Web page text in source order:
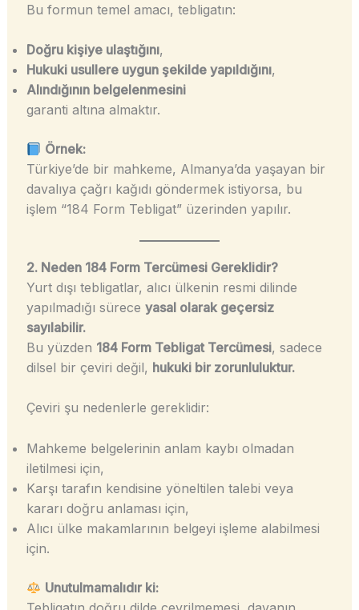
Bu formun temel amacı, tebligatın:
Doğru kişiye ulaştığını,
Hukuki usullere uygun şekilde yapıldığını,
Alındığının belgelenmesini
garanti altına almaktır.
Örnek:
Türkiye’de bir mahkeme, Almanya’da yaşayan bir
davalıya çağrı kağıdı göndermek istiyorsa, bu
işlem “184 Form Tebligat” üzerinden yapılır.
2. Neden 184 Form Tercümesi Gereklidir?
Yurt dışı tebligatlar, alıcı ülkenin resmi dilinde
yapılmadığı sürece yasal olarak geçersiz
sayılabilir.
Bu yüzden 184 Form Tebligat Tercümesi, sadece
dilsel bir çeviri değil, hukuki bir zorunluluktur.
Çeviri şu nedenlerle gereklidir:
Mahkeme belgelerinin anlam kaybı olmadan
iletilmesi için,
Karşı tarafın kendisine yöneltilen talebi veya
kararı doğru anlaması için,
Alıcı ülke makamlarının belgeyi işleme alabilmesi
için.
Unutulmamalıdır ki: